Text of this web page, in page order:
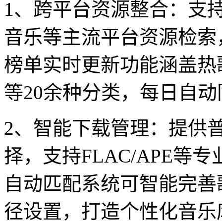
1、跨平台资源整合：支
音乐等主流平台资源检
榜单实时更新功能涵盖
等20余种分类，每日自
2、智能下载管理：提供
择，支持FLAC/APE等专
自动匹配系统可智能完
径设置，打造个性化音乐